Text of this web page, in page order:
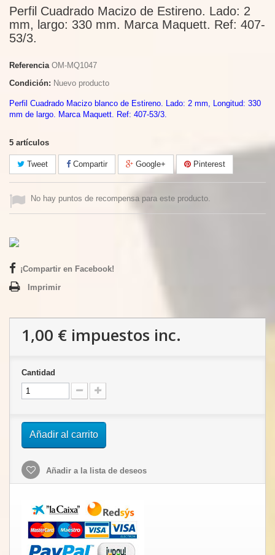
Perfil Cuadrado Macizo de Estireno. Lado: 2
mm, largo: 330 mm. Marca Maquett. Ref: 407-
53/3.
Referencia OM-MQ1047
Condición: Nuevo producto
Perfil Cuadrado Macizo blanco de Estireno. Lado: 2 mm, Longitud: 330
mm de largo. Marca Maquett. Ref: 407-53/3.
5 artículos
Tweet Compartir Google+ Pinterest
No hay puntos de recompensa para este producto.
¡Compartir en Facebook!
Imprimir
1,00 € impuestos inc.
Cantidad
Añadir al carrito
Añadir a la lista de deseos